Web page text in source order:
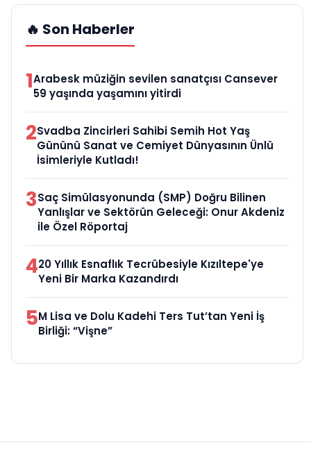
🔥 Son Haberler
1Arabesk müziğin sevilen sanatçısı Cansever
59 yaşında yaşamını yitirdi
2Svadba Zincirleri Sahibi Semih Hot Yaş
Gününü Sanat ve Cemiyet Dünyasının Ünlü
İsimleriyle Kutladı!
3Saç Simülasyonunda (SMP) Doğru Bilinen
Yanlışlar ve Sektörün Geleceği: Onur Akdeniz
ile Özel Röportaj
420 Yıllık Esnaflık Tecrübesiyle Kızıltepe'ye
Yeni Bir Marka Kazandırdı
5M Lisa ve Dolu Kadehi Ters Tut’tan Yeni İş
Birliği: “Vişne”